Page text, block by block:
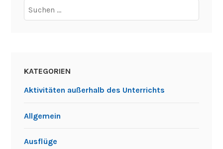
nach:
KATEGORIEN
Aktivitäten außerhalb des Unterrichts
Allgemein
Ausflüge